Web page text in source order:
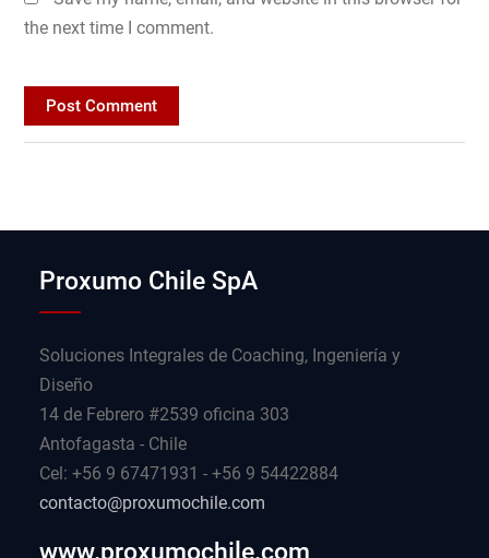
the next time I comment.
Proxumo Chile SpA
Soluciones Integrales de Coaching, Ingeniería y
Diseño
14 de Febrero #2539 oficina 303
Antofagasta - Chile
Cel: +56 9 67471931 - +56 9 54422884
contacto@proxumochile.com